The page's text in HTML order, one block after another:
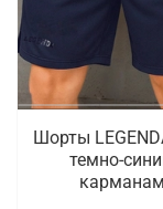
товаров для
заказов по Туле.
Шорты
темно-